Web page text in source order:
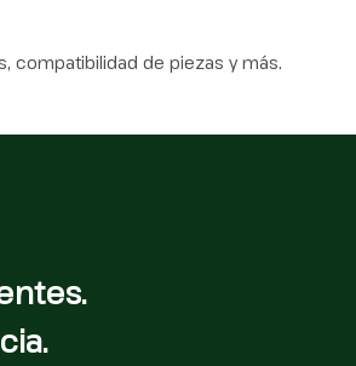
compatibilidad de piezas y más.